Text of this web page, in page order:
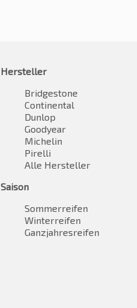
Hersteller
Bridgestone
Continental
Dunlop
Goodyear
Michelin
Pirelli
Alle Hersteller
Saison
Sommerreifen
Winterreifen
Ganzjahresreifen